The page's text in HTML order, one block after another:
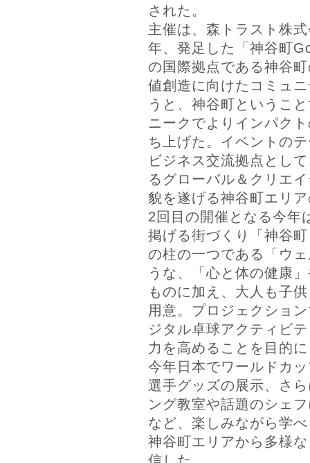
された。
主催は、森トラスト株
年、発足した「神谷町
の国際拠点である神谷
値創造に向けたコミュ
うと、神谷町というこ
ニークでよりインパク
ち上げた。イベントの
ビジネス交流拠点とし
るグローバル＆クリエ
貌を遂げる神谷町エリ
2回目の開催となる今年
掲げる街づくり「神谷
の柱の一つである「ウ
うな、「心と体の健康
ものに加え、大人も子
用意。プロジェクショ
ジタル卓球アクティビ
力を高めることを目的
今年日本でワールドカ
選手グッズの展示、さ
ング教室や話題のシェ
など、楽しみながら学
神谷町エリアから多様